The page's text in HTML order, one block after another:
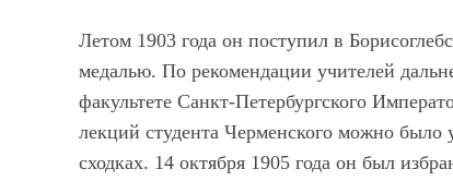
Летом 1903 года он поступил в
медалью. По рекомендации учителей
факультете Санкт-Петербургского
лекций студента Черменского можно было
сходках. 14 октября 1905 года он был